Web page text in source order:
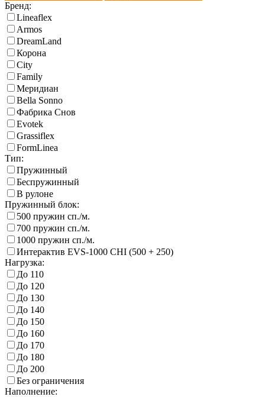
Бренд:
Lineaflex
Armos
DreamLand
Корона
City
Family
Меридиан
Bella Sonno
Фабрика Снов
Еvotek
Grassiflex
FormLinea
Тип:
Пружинный
Беспружинный
В рулоне
Пружинный блок:
500 пружин сп./м.
700 пружин сп./м.
1000 пружин сп./м.
Интерактив EVS-1000 CHI (500 + 250)
Нагрузка:
До 110
До 120
До 130
До 140
До 150
До 160
До 170
До 180
До 200
Без ограничения
Наполнение: